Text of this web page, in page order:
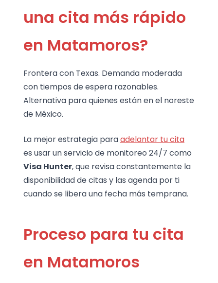
una cita más rápido
en Matamoros?
Frontera con Texas. Demanda moderada
con tiempos de espera razonables.
Alternativa para quienes están en el noreste
de México.
La mejor estrategia paraadelantar tu cita
es usar un servicio de monitoreo 24/7 como
Visa Hunter, que revisa constantemente la
disponibilidad de citas y las agenda por ti
cuando se libera una fecha más temprana.
Proceso para tu cita
en Matamoros